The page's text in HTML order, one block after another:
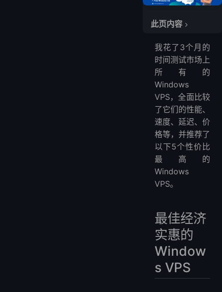
此页内容
2. PQ.Hosting: 每月 €8.27
常见问题
2. 如何选择适合我需求的 Windows VPS 计划？
更多实惠的VPS
我花了3个月的
时间测试市场上
所有的
Windows
VPS，全面比较
了它们的性能、
速度、延迟、价
格等，并推荐了
以下5个性价比
最高的
Windows
VPS。
最佳经济
实惠的
Window
s VPS